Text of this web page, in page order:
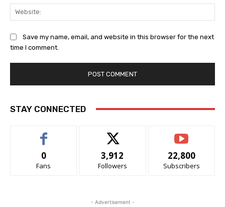
Save my name, email, and website in this browser for the next
time I comment.
STAY CONNECTED
0
Fans
3,912
Followers
22,800
Subscribers
- Advertisement -